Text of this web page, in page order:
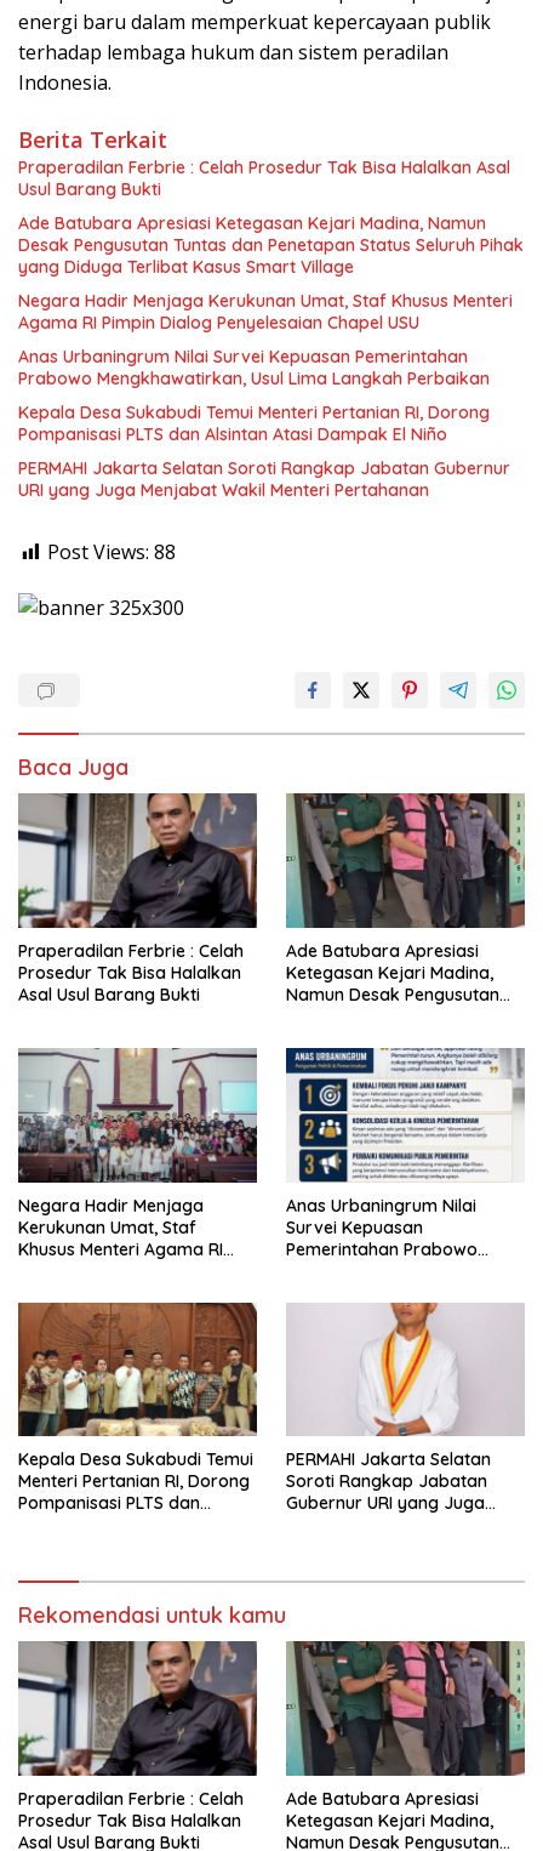
energi baru dalam memperkuat kepercayaan publik
terhadap lembaga hukum dan sistem peradilan
Indonesia.
Berita Terkait
Praperadilan Ferbrie : Celah Prosedur Tak Bisa Halalkan Asal
Usul Barang Bukti
Ade Batubara Apresiasi Ketegasan Kejari Madina, Namun
Desak Pengusutan Tuntas dan Penetapan Status Seluruh Pihak
yang Diduga Terlibat Kasus Smart Village
Negara Hadir Menjaga Kerukunan Umat, Staf Khusus Menteri
Agama RI Pimpin Dialog Penyelesaian Chapel USU
Anas Urbaningrum Nilai Survei Kepuasan Pemerintahan
Prabowo Mengkhawatirkan, Usul Lima Langkah Perbaikan
Kepala Desa Sukabudi Temui Menteri Pertanian RI, Dorong
Pompanisasi PLTS dan Alsintan Atasi Dampak El Niño
PERMAHI Jakarta Selatan Soroti Rangkap Jabatan Gubernur
URI yang Juga Menjabat Wakil Menteri Pertahanan
Post Views: 88
Baca Juga
Praperadilan Ferbrie : Celah
Prosedur Tak Bisa Halalkan
Asal Usul Barang Bukti
Ade Batubara Apresiasi
Ketegasan Kejari Madina,
Namun Desak Pengusutan
Terlibat Kasus Smart Village
Negara Hadir Menjaga
Kerukunan Umat, Staf
Khusus Menteri Agama RI
Anas Urbaningrum Nilai
Survei Kepuasan
Pemerintahan Prabowo
Kepala Desa Sukabudi Temui
Menteri Pertanian RI, Dorong
Pompanisasi PLTS dan
PERMAHI Jakarta Selatan
Soroti Rangkap Jabatan
Gubernur URI yang Juga
Rekomendasi untuk kamu
Praperadilan Ferbrie : Celah
Prosedur Tak Bisa Halalkan
Asal Usul Barang Bukti
Ade Batubara Apresiasi
Ketegasan Kejari Madina,
Namun Desak Pengusutan